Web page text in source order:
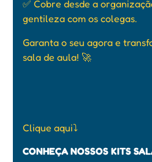
✅ Cobre desde a
gentileza com os colegas.
Garanta o seu agora e
sala de aula! 🚀
Clique aqui⤵️
CONHEÇA NOSSOS KITS